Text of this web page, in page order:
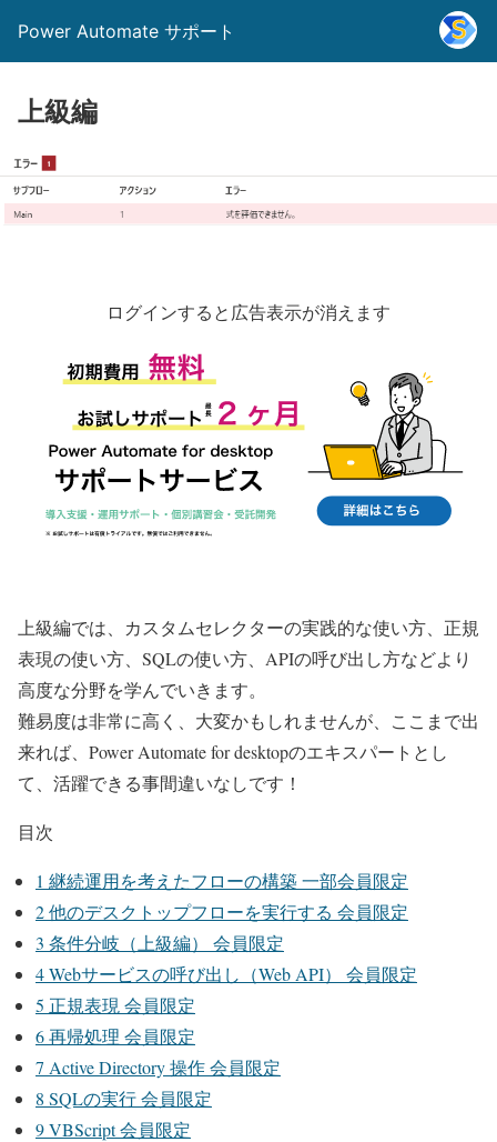
Power Automate サポート
上級編
ログインすると広告表示が消えます
上級編では、カスタムセレクターの実践的な使い方、正規
表現の使い方、SQLの使い方、APIの呼び出し方などより
高度な分野を学んでいきます。
難易度は非常に高く、大変かもしれませんが、ここまで出
来れば、Power Automate for desktopのエキスパートとし
て、活躍できる事間違いなしです！
目次
1 継続運用を考えたフローの構築 一部会員限定
2他のデスクトップフローを実行する 会員限定
3 条件分岐（上級編） 会員限定
4Webサービスの呼び出し（Web API） 会員限定
5 正規表現 会員限定
6再帰処理 会員限定
7 Active Directory 操作 会員限定
8 SQLの実行 会員限定
9VBScript 会員限定